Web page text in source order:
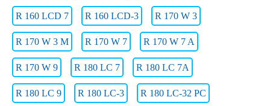
R 160 LCD 7 R 160 LCD-3 R 170 W 3
R 170 W 3 M R 170 W 7 R 170 W 7 A
R 170 W 9 R 180 LC 7 R 180 LC 7A
R 180 LC 9 R 180 LC-3 R 180 LC-32 PC